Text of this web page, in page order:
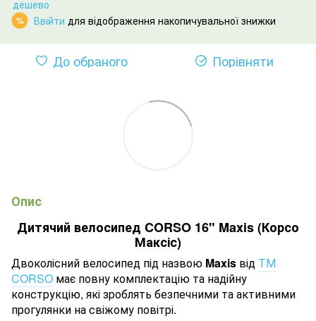
% Ввійти для відображення накопичувальної знижки
До обраного Порівняти
Опис
Дитячий велосипед CORSO 16" Maxis (Корсо
Максіс)
Двоколісний велосипед під назвою Maxis від ТМ
CORSO має повну комплектацію та надійну
конструкцію, які зроблять безпечними та активними
прогулянки на свіжому повітрі.